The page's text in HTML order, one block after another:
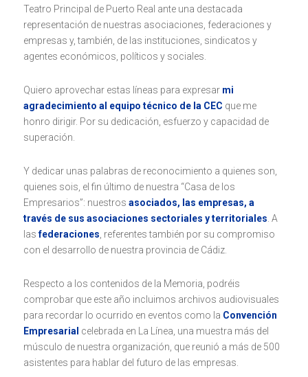
Teatro Principal de Puerto Real ante una destacada
representación de nuestras asociaciones, federaciones y
empresas y, también, de las instituciones, sindicatos y
agentes económicos, políticos y sociales.
Quiero aprovechar estas líneas para expresar mi
agradecimiento al equipo técnico de la CEC que me
honro dirigir. Por su dedicación, esfuerzo y capacidad de
superación.
Y dedicar unas palabras de reconocimiento a quienes son,
quienes sois, el fin último de nuestra “Casa de los
Empresarios”: nuestros asociados, las empresas, a
través de sus asociaciones sectoriales y territoriales . A
lasfederaciones , referentes también por su compromiso
con el desarrollo de nuestra provincia de Cádiz.
Respecto a los contenidos de la Memoria, podréis
comprobar que este año incluimos archivos audiovisuales
para recordar lo ocurrido en eventos como la Convención
Empresarial celebrada en La Línea, una muestra más del
músculo de nuestra organización, que reunió a más de 500
asistentes para hablar del futuro de las empresas.